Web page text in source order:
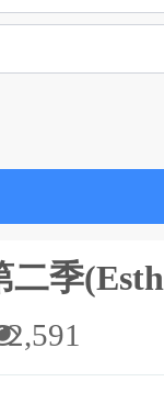
二季
2,591